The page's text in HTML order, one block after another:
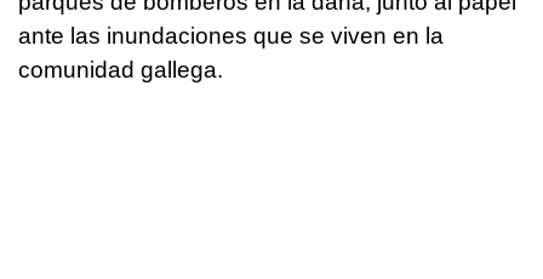
ante las inundaciones que se viven en la
comunidad gallega.